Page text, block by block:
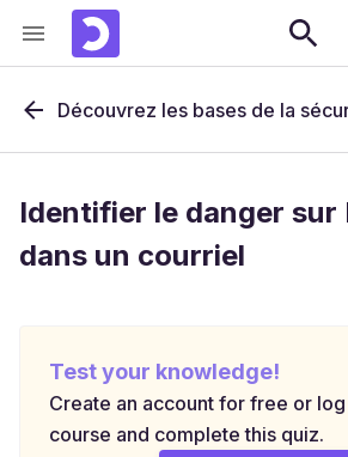
Découvrez les bases de la
Identifier le danger sur
dans un courriel
Test your knowledge!
Create an account for free or
course and complete this quiz.